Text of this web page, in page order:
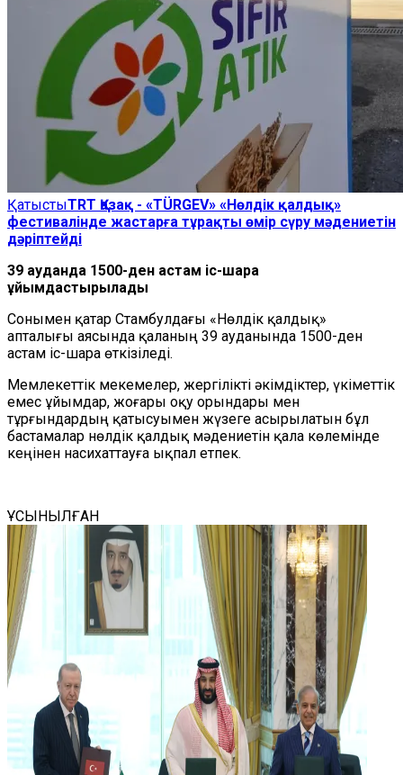
ҚатыстыTRT Қазақ - «TÜRGEV» «Нөлдік қалдық»
фестивалінде жастарға тұрақты өмір сүру мәдениетін
дәріптейді
39 ауданда 1500-ден астам іс-шара
ұйымдастырылады
Сонымен қатар Стамбулдағы «Нөлдік қалдық»
апталығы аясында қаланың 39 ауданында 1500-ден
астам іс-шара өткізіледі.
Мемлекеттік мекемелер, жергілікті әкімдіктер, үкіметтік
емес ұйымдар, жоғары оқу орындары мен
тұрғындардың қатысуымен жүзеге асырылатын бұл
бастамалар нөлдік қалдық мәдениетін қала көлемінде
кеңінен насихаттауға ықпал етпек.
ҰСЫНЫЛҒАН